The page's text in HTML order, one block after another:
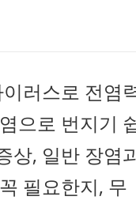
러스로 전염
으로 번지기
상, 일반 장염
필요한지, 무